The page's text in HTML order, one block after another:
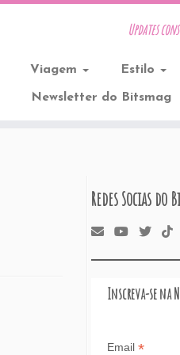
Updates
Viagem Estilo
Newsletter do Bitsmag
Redes Socias do
Inscreva-se na
Email *